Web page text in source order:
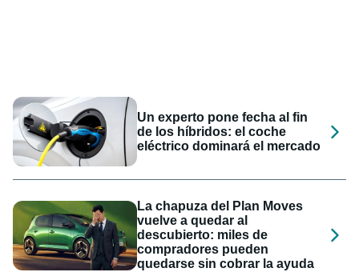
Un experto pone fecha al fin
de los híbridos: el coche
eléctrico dominará el mercado
La chapuza del Plan Moves
vuelve a quedar al
descubierto: miles de
compradores pueden
quedarse sin cobrar la ayuda